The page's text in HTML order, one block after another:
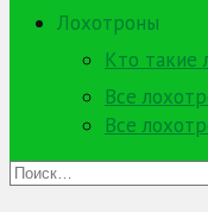
Лохотроны
Кто такие
Все
Все
Найти: